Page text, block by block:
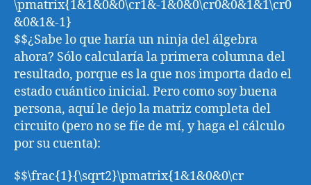
\pmatrix{1&1&0&0\cr1&-1&0&0\cr0&0&1&1\cr0
&0&1&-1}
$$¿Sabe lo que haría un ninja del álgebra
ahora? Sólo calcularía la primera columna del
resultado, porque es la que nos importa dado el
estado cuántico inicial. Pero como soy buena
persona, aquí le dejo la matriz completa del
circuito (pero no se fíe de mí, y haga el cálculo
por su cuenta):
$$\frac{1}{\sqrt2}\pmatrix{1&1&0&0\cr